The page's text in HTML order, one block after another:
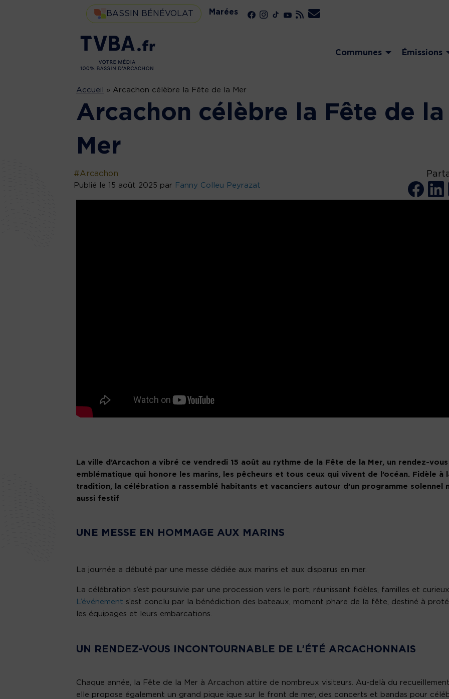
BASSIN BÉNÉVOLAT Marées
Communes Émissions
Accueil » Arcachon célèbre la Fête de la Mer
Arcachon célèbre la Fête de la
Mer
#Arcachon
Publié le 15 août 2025 par Fanny Colleu Peyrazat
La ville d’Arcachon a vibré ce vendredi 15 août au rythme de la Fête de la Mer, un rendez-vous
emblématique qui honore les marins, les pêcheurs et tous ceux qui vivent de l’océan. Fidèle à
tradition, la célébration a rassemblé habitants et vacanciers autour d’un programme solennel
aussi festif
UNE MESSE EN HOMMAGE AUX MARINS
La journée a débuté par une messe dédiée aux marins et aux disparus en mer.
La célébration s’est poursuivie par une procession vers le port, réunissant fidèles, familles et
L’événement s’est conclu par la bénédiction des bateaux, moment phare de la fête, destiné à
les équipages et leurs embarcations.
UN RENDEZ-VOUS INCONTOURNABLE DE L’ÉTÉ ARCACHONNAIS
Chaque année, la Fête de la Mer à Arcachon attire de nombreux visiteurs. Au-delà du
elle propose également un grand pique ique sur le front de mer, des concerts et bandas pour